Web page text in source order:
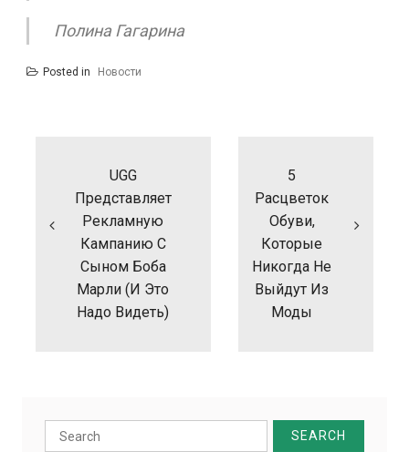
Полина Гагарина
Posted in Новости
UGG
Представляет
Рекламную
Кампанию С
Сыном Боба
Марли (и Это
Надо Видеть)
5
Расцветок
Обуви,
Которые
Никогда Не
Выйдут Из
Моды
Search